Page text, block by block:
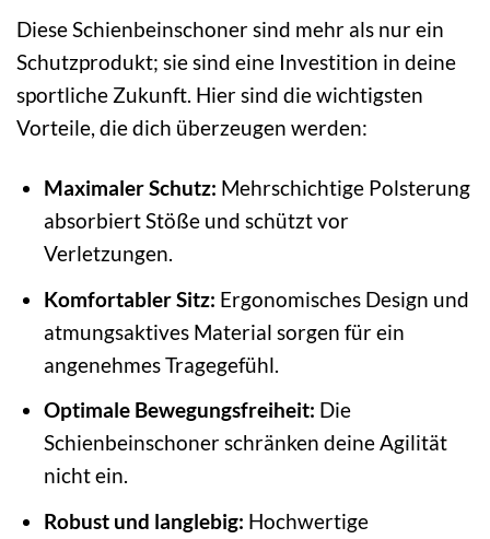
Diese Schienbeinschoner sind mehr als nur ein
Schutzprodukt; sie sind eine Investition in deine
sportliche Zukunft. Hier sind die wichtigsten
Vorteile, die dich überzeugen werden:
Maximaler Schutz: Mehrschichtige Polsterung
absorbiert Stöße und schützt vor
Verletzungen.
Komfortabler Sitz: Ergonomisches Design und
atmungsaktives Material sorgen für ein
angenehmes Tragegefühl.
Optimale Bewegungsfreiheit: Die
Schienbeinschoner schränken deine Agilität
nicht ein.
Robust und langlebig: Hochwertige